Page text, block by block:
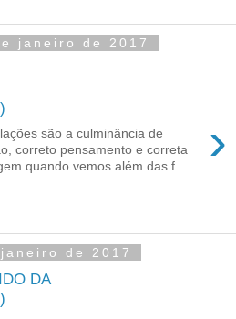
janeiro de 2017
›
são a culminância de
correto pensamento e correta
quando vemos além das f...
de 2017
DA